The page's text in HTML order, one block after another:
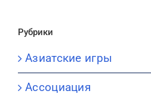
Рубрики
Азиатские игры
Ассоциация